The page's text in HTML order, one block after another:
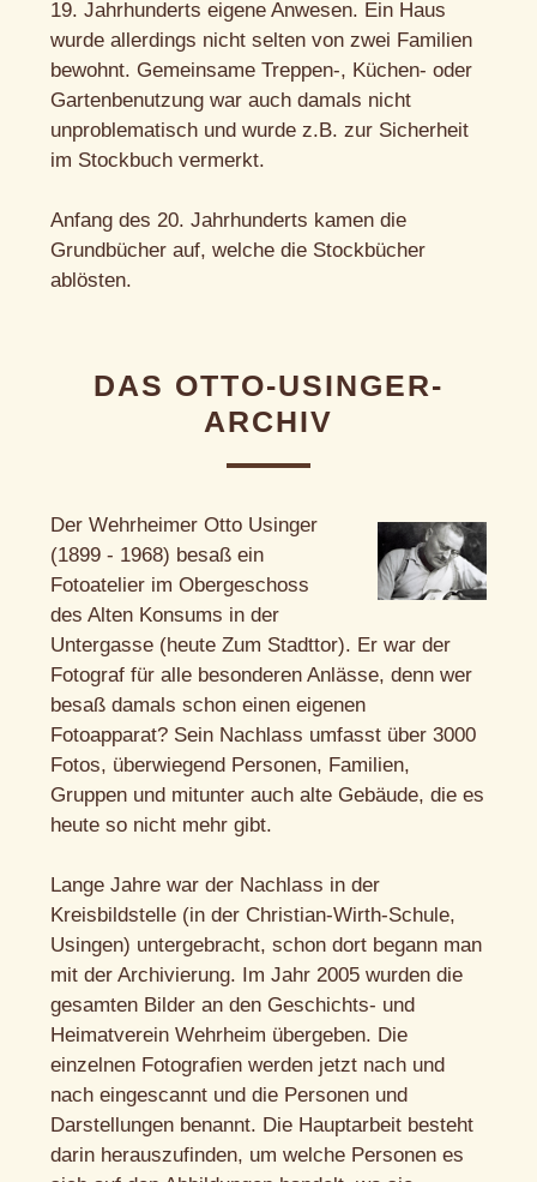
19. Jahrhunderts eigene Anwesen. Ein Haus
wurde allerdings nicht selten von zwei Familien
bewohnt. Gemeinsame Treppen-, Küchen- oder
Gartenbenutzung war auch damals nicht
unproblematisch und wurde z.B. zur Sicherheit
im Stockbuch vermerkt.
Anfang des 20. Jahrhunderts kamen die
Grundbücher auf, welche die Stockbücher
ablösten.
DAS OTTO-USINGER-
ARCHIV
Der Wehrheimer Otto Usinger
(1899 - 1968) besaß ein
Fotoatelier im Obergeschoss
des Alten Konsums in der
Untergasse (heute Zum Stadttor). Er war der
Fotograf für alle besonderen Anlässe, denn wer
besaß damals schon einen eigenen
Fotoapparat? Sein Nachlass umfasst über 3000
Fotos, überwiegend Personen, Familien,
Gruppen und mitunter auch alte Gebäude, die es
heute so nicht mehr gibt.
Lange Jahre war der Nachlass in der
Kreisbildstelle (in der Christian-Wirth-Schule,
Usingen) untergebracht, schon dort begann man
mit der Archivierung. Im Jahr 2005 wurden die
gesamten Bilder an den Geschichts- und
Heimatverein Wehrheim übergeben. Die
einzelnen Fotografien werden jetzt nach und
nach eingescannt und die Personen und
Darstellungen benannt. Die Hauptarbeit besteht
darin herauszufinden, um welche Personen es